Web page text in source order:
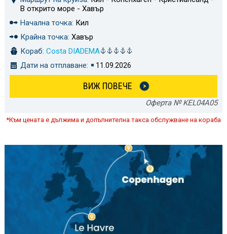
В открито море - Хавър
Начална точка: Кил
Крайна точка: Хавър
Кораб: Costa DIADEMA
Дати на отплаване:
11.09.2026
ВИЖ ПОВЕЧЕ
Оферта № KEL04A05
*Към цената е дължима и допълнителна такса обслужване на кораба